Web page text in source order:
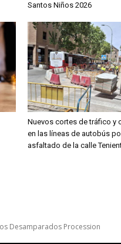
Santos Niños 2026
Nuevos cortes de tráfico y
en las líneas de autobús
asfaltado de la calle